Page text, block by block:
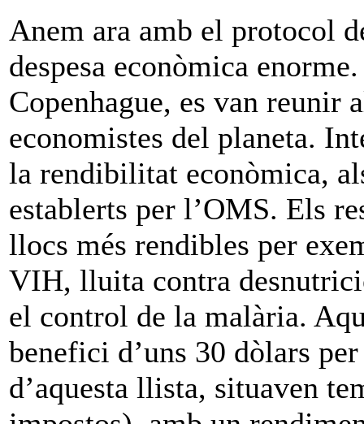
Anem ara amb el protocol
despesa econòmica
Copenhague, es van reunir
economistes del planeta.
la rendibilitat econòmica,
establerts per l’OMS. Els
llocs més rendibles per
VIH, lluita contra
el control de la malària.
benefici d’uns 30 dòlars
d’aquesta llista, situaven